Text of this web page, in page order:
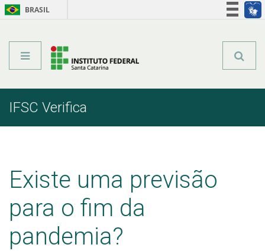
BRASIL
IFSC Verifica
Início Comunicação
Existe uma previsão
para o fim da
pandemia?